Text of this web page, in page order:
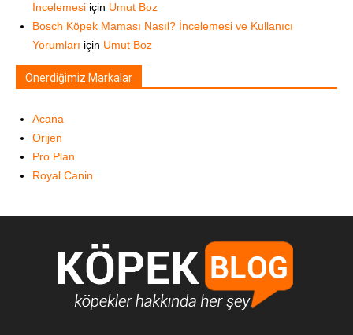
İncelemesi için Umut Boz
Bosch Köpek Maması Nasıl? İncelemesi ve Kullanıcı
Yorumları için Umut Boz
Önerdiğimiz Markalar
Acana
Orijen
Pro Plan
Royal Canin